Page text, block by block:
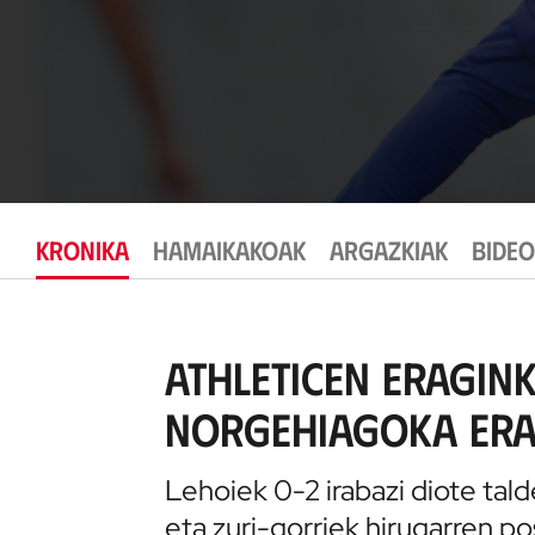
KRONIKA HAMAIKAKOAK ARGAZKIAK
Athleticen
norgehiagoka
Lehoiek 0-2 irabazi diote